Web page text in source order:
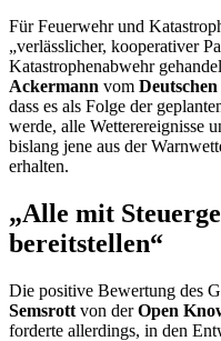
Für Feuerwehr und
„verlässlicher, kooperativer
Katastrophenabwehr
Ackermann vom
dass es als Folge der
werde, alle Wetterereignisse
bislang jene aus der
erhalten.
„Alle mit
bereitstellen“
Die positive Bewertung des
Semsrott von derOpen
forderte allerdings, in den